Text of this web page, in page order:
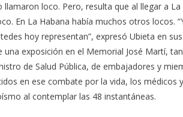
loco. Pero, resulta que al llegar a
En La Habana había muchos otros locos.
hoy representan”, expresó Ubieta en
exposición en el Memorial José Martí,
de Salud Pública, de embajadores y
en ese combate por la vida, los médicos
al contemplar las 48 instantáneas.